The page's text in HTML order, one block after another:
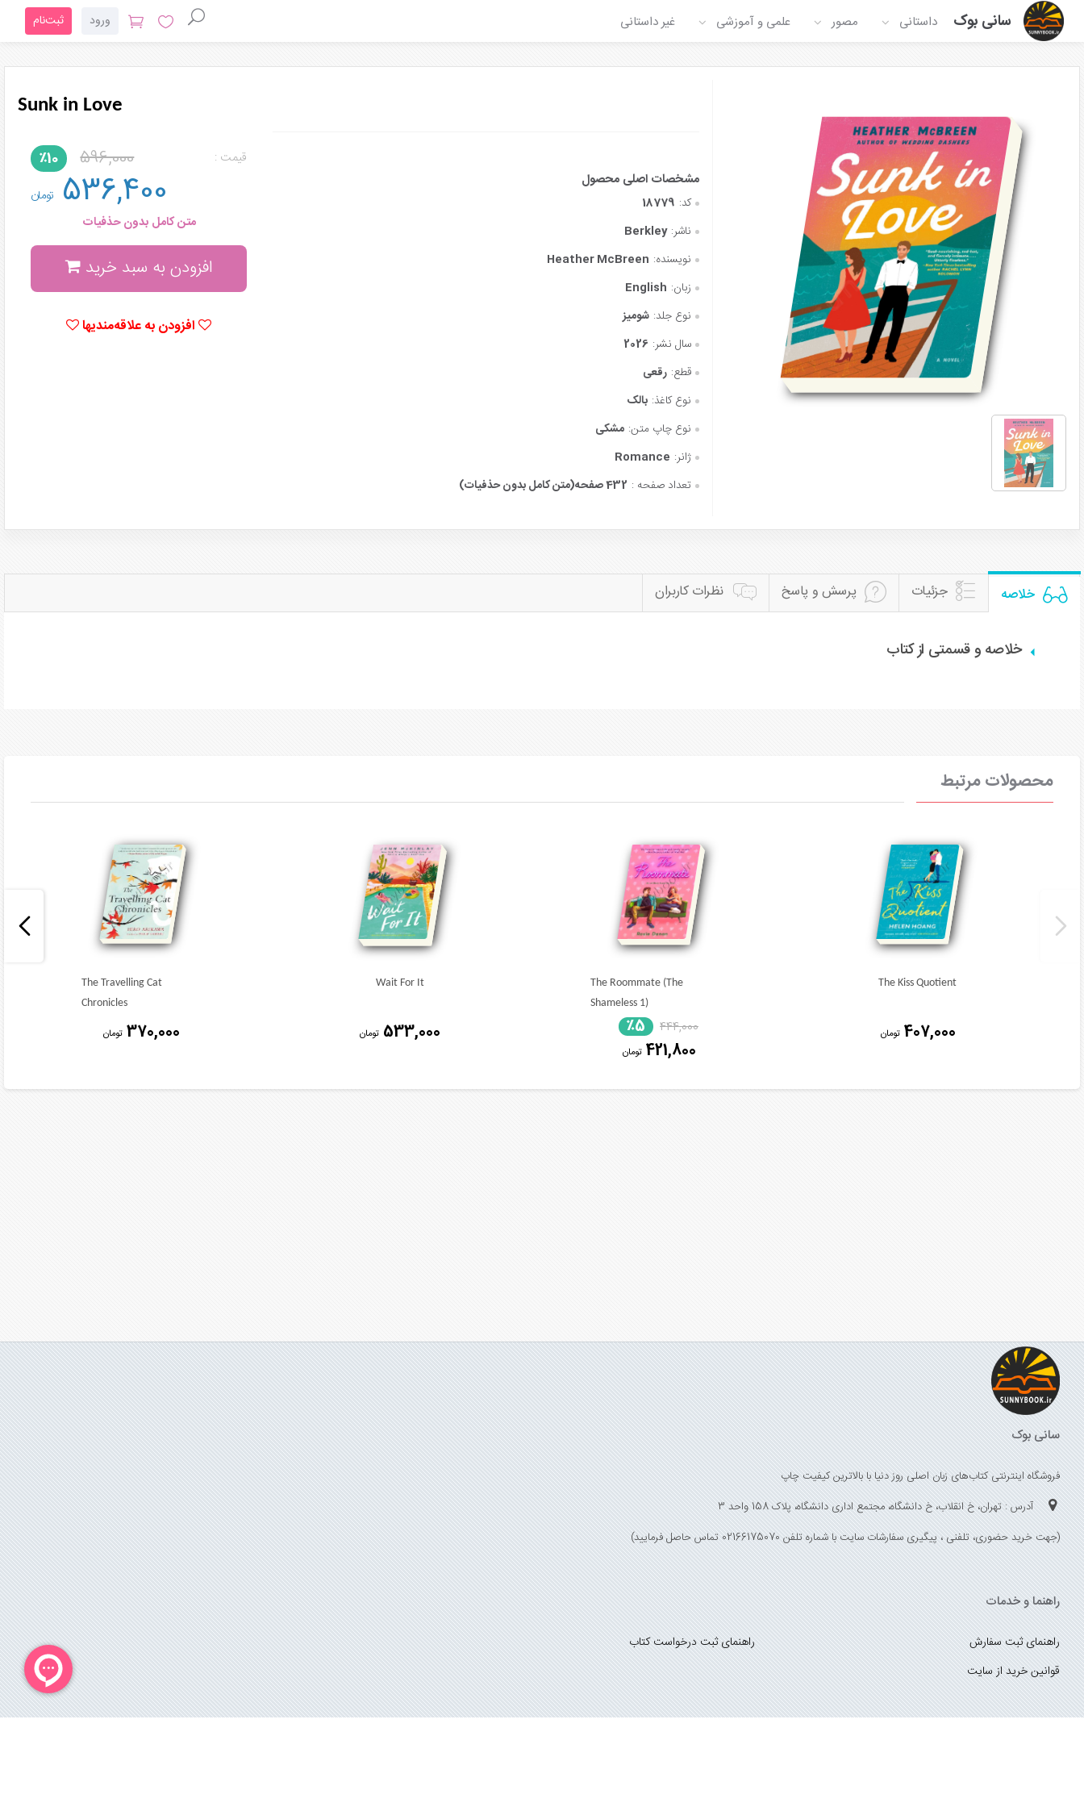
سانی بوک داستانی مصور علمی و آموزشی غیر داستانی ورود ثبت‌نام
Sunk in Love
کد: 18779
ناشر: Berkley
نویسنده: Heather McBreen
زبان: English
نوع جلد: شومیز
سال نشر: 2026
قطع: رقعی
نوع کاغذ: بالک
نوع چاپ متن: مشکی
ژانر: Romance
تعداد صفحه : 432 صفحه(متن کامل بدون حذفیات)
قیمت : 596,000 ٪10
536,400 تومان
متن کامل بدون حذفیات
افزودن به سبد خرید
افزودن به علاقه‌مندیها
خلاصه جزئیات پرسش و پاسخ نظرات کاربران
خلاصه و قسمتی از کتاب
محصولات مرتبط
The Kiss Quotient
407,000 تومان
The Roommate (The
Shameless 1)
444,000
٪5
421,800 تومان
Wait For It
533,000 تومان
The Travelling Cat
Chronicles
370,000 تومان
سانی بوک
فروشگاه اینترنتی کتاب‌های زبان اصلی روز دنیا با بالاترین کیفیت چاپ
آدرس : تهران، خ انقلاب، خ دانشگاه، مجتمع اداری دانشگاه، پلاک 158 واحد 3
(جهت خرید حضوری، تلفنی ، پیگیری سفارشات سایت با شماره تلفن 02166175070 تماس حاصل فرمایید)
راهنما و خدمات
راهنمای ثبت سفارش
راهنمای ثبت درخواست کتاب
قوانین خرید از سایت
_